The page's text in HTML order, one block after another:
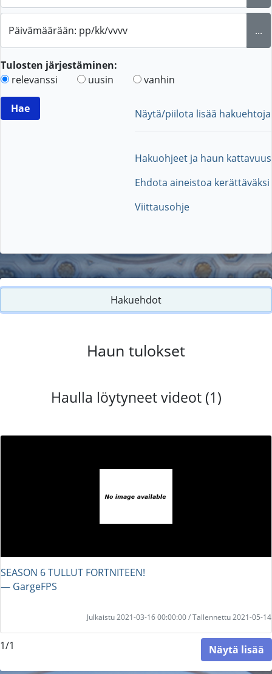
Päivämäärään: pp/kk/vvvv ...
Tulosten järjestäminen:
relevanssi
uusin vanhin
Näytä/piilota lisää hakuehtoja
Hakuohjeet ja haun kattavuus
Ehdota aineistoa kerättäväksi
Viittausohje
Hakuehdot
Haun tulokset
Haulla löytyneet videot (1)
SEASON 6 TULLUT FORTNITEEN!
― GargeFPS
Julkaistu 2021-03-16 00:00:00 / Tallennettu 2021-05-14
1/1 Näytä lisää